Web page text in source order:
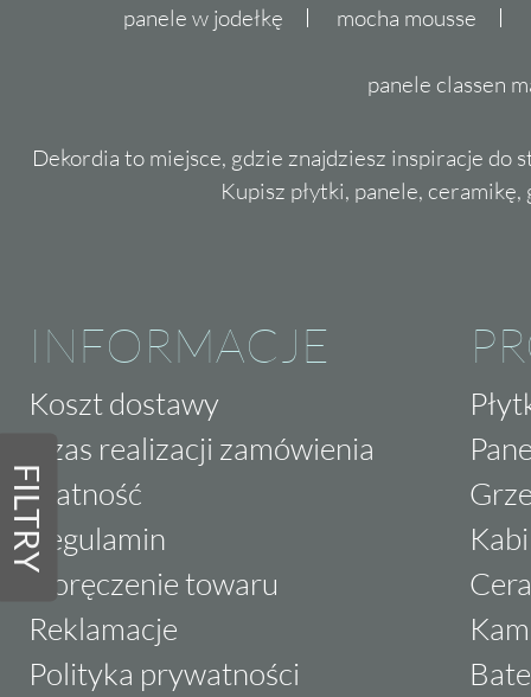
FILTRY
panele w jodełkę mocha mousse
panele classen
Dekordia to miejsce, gdzie znajdziesz inspiracje do
Kupisz płytki, panele,
INFORMACJE
Koszt dostawy
Czas realizacji zamówienia
Płatność
Regulamin
Doręczenie towaru
Reklamacje
Polityka prywatności